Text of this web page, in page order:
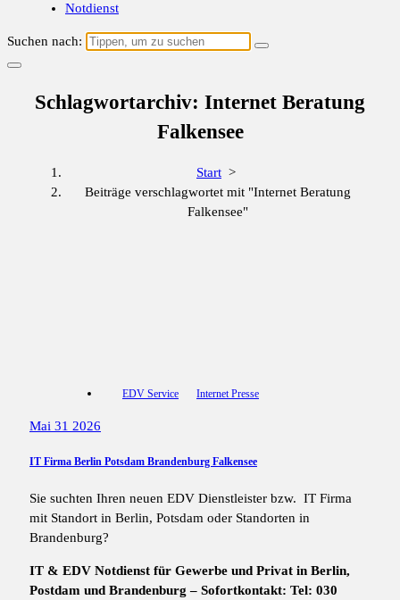
Notdienst
Suchen nach:
Schlagwortarchiv: Internet Beratung
Falkensee
Start >
Beiträge verschlagwortet mit "Internet Beratung
Falkensee"
EDV Service Internet Presse
Mai 31 2026
IT Firma Berlin Potsdam Brandenburg Falkensee
Sie suchten Ihren neuen EDV Dienstleister bzw. IT Firma
mit Standort in Berlin, Potsdam oder Standorten in
Brandenburg?
IT & EDV Notdienst für Gewerbe und Privat in Berlin,
Postdam und Brandenburg – Sofortkontakt: Tel: 030